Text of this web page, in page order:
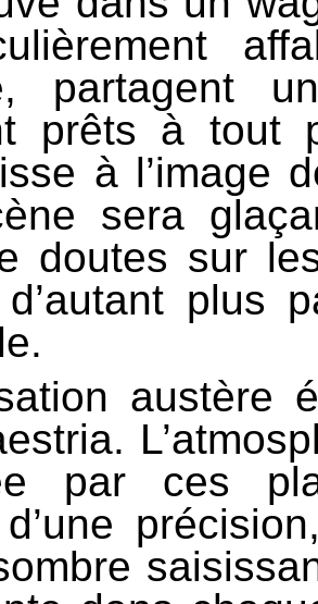
partagent
prêts à tout
à l’image
sera
doutes sur
plus
austère
par ces